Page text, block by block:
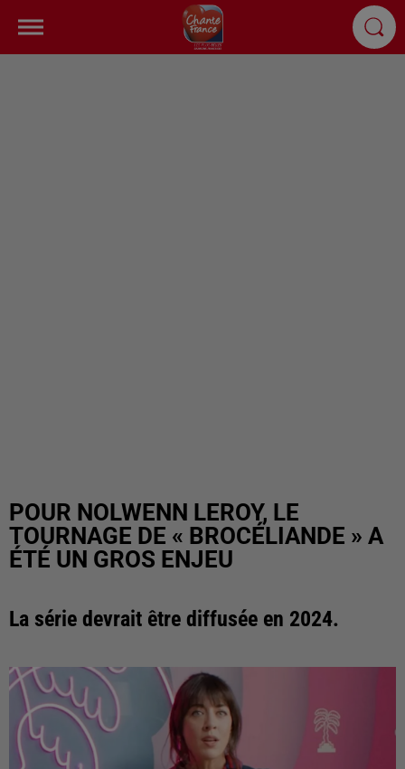
POUR NOLWENN LEROY, LE
TOURNAGE DE « BROCÉLIANDE » A
ÉTÉ UN GROS ENJEU
La série devrait être diffusée en 2024.